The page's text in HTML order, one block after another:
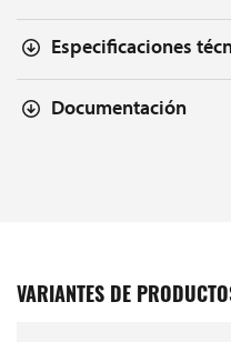
Especificaciones
Documentación
VARIANTES DE